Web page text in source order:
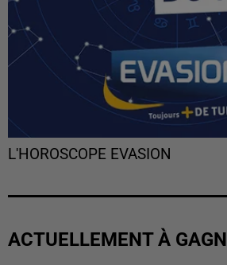
L'HOROSCOPE EVASION
ACTUELLEMENT À